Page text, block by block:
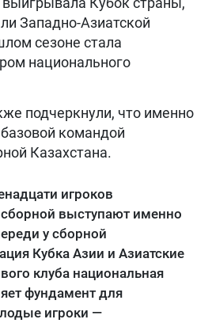
Западно-Азиатской
сезоне стала
национального
подчеркнули, что именно
командой
Казахстана.
игроков
выступают именно
у сборной
Кубка Азии и Азиатские
клуба национальная
фундамент для
игроки —